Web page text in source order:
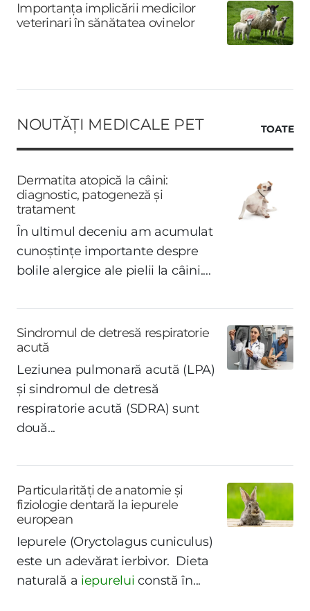
Importanța implicării medicilor
veterinari în sănătatea ovinelor
NOUTĂȚI MEDICALE PET TOATE
Dermatita atopică la câini:
diagnostic, patogeneză și
tratament
În ultimul deceniu am acumulat
cunoștințe importante despre
bolile alergice ale pielii la câini....
Sindromul de detresă respiratorie
acută
Leziunea pulmonară acută (LPA)
și sindromul de detresă
respiratorie acută (SDRA) sunt
două...
Particularități de anatomie și
fiziologie dentară la iepurele
european
Iepurele (Oryctolagus cuniculus)
este un adevărat ierbivor. Dieta
naturală a iepurelui constă în...